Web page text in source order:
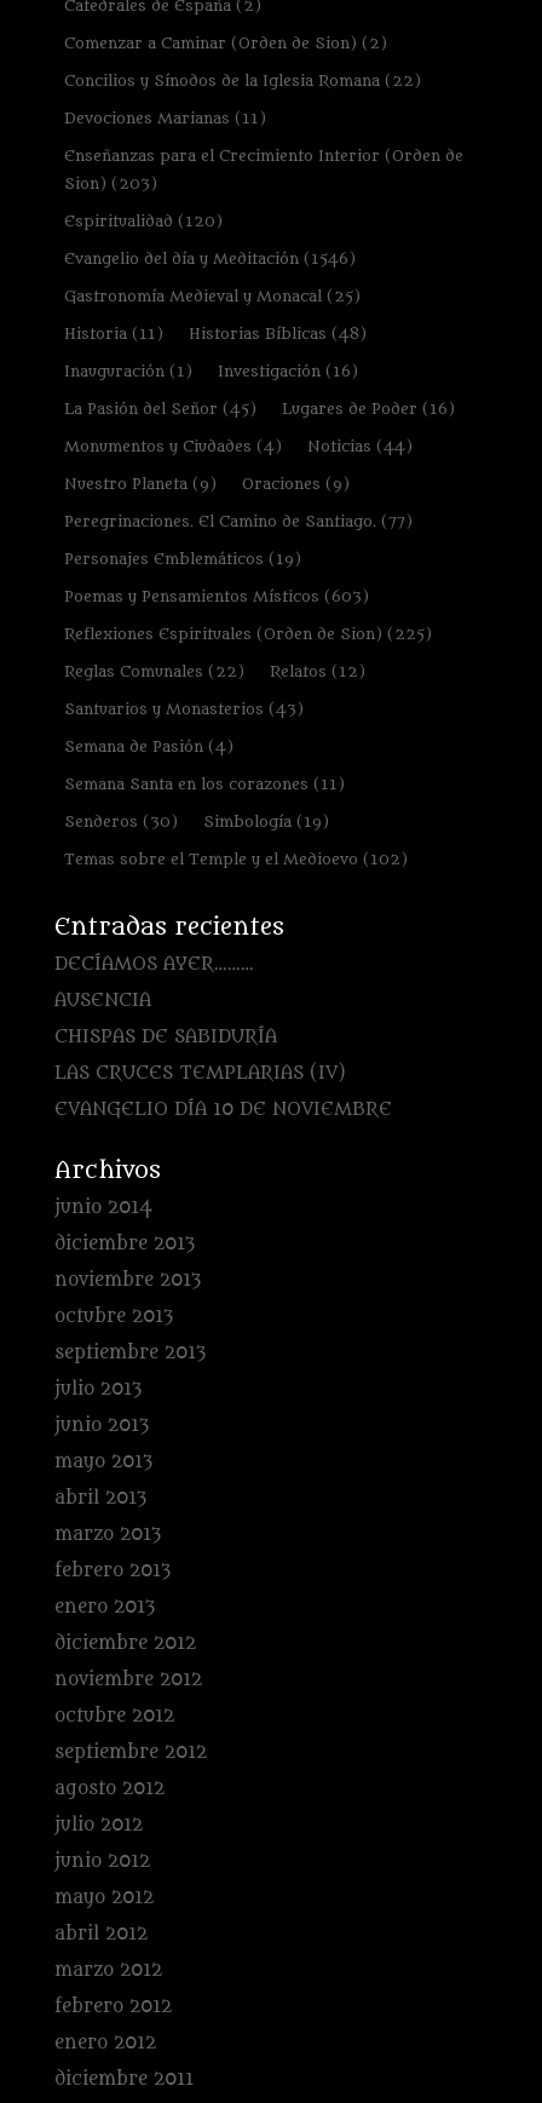
Catedrales de España (2)
Comenzar a Caminar (Orden de Sion) (2)
Concilios y Sínodos de la Iglesia Romana (22)
Devociones Marianas (11)
Enseñanzas para el Crecimiento Interior (Orden de
Sion) (203)
Espiritualidad (120)
Evangelio del día y Meditación (1546)
Gastronomía Medieval y Monacal (25)
Historia (11) Historias Bíblicas (48)
Inauguración (1) Investigación (16)
La Pasión del Señor (45) Lugares de Poder (16)
Monumentos y Ciudades (4) Noticias (44)
Nuestro Planeta (9) Oraciones (9)
Peregrinaciones. El Camino de Santiago. (77)
Personajes Emblemáticos (19)
Poemas y Pensamientos Místicos (603)
Reflexiones Espirituales (Orden de Sion) (225)
Reglas Comunales (22) Relatos (12)
Santuarios y Monasterios (43)
Semana de Pasión (4)
Semana Santa en los corazones (11)
Senderos (30) Simbología (19)
Temas sobre el Temple y el Medioevo (102)
Entradas recientes
DECÍAMOS AYER………
AUSENCIA
CHISPAS DE SABIDURÍA
LAS CRUCES TEMPLARIAS (IV)
EVANGELIO DÍA 10 DE NOVIEMBRE
Archivos
junio 2014
diciembre 2013
noviembre 2013
octubre 2013
septiembre 2013
julio 2013
junio 2013
mayo 2013
abril 2013
marzo 2013
febrero 2013
enero 2013
diciembre 2012
noviembre 2012
octubre 2012
septiembre 2012
agosto 2012
julio 2012
junio 2012
mayo 2012
abril 2012
marzo 2012
febrero 2012
enero 2012
diciembre 2011